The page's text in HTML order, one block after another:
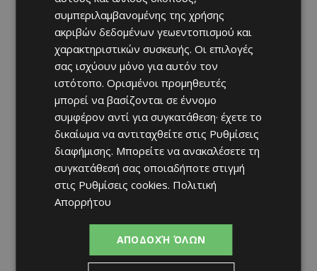
συμπεριλαμβανομένης της χρήσης
ακριβών δεδομένων γεωεντοπισμού και
χαρακτηριστικών συσκευής. Οι επιλογές
σας ισχύουν μόνο για αυτόν τον
ιστότοπο. Ορισμένοι προμηθευτές
μπορεί να βασίζονται σε έννομο
συμφέρον αντί για συγκατάθεση· έχετε το
δικαίωμα να αντιταχθείτε στις Ρυθμίσεις
διαφήμισης. Μπορείτε να ανακαλέσετε τη
συγκατάθεσή σας οποιαδήποτε στιγμή
στις Ρυθμίσεις cookies. Πολιτική
Απορρήτου
ΑΠΟΔΟΧΉ ΌΛΩΝ